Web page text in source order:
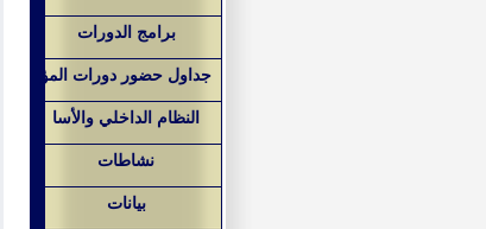
برامج الدورات
جداول حضور دورات المؤ
النظام الداخلي والأسا
نشاطات
بيانات